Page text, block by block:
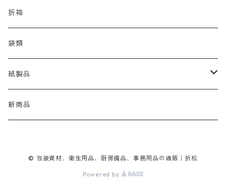
おしぼり
オードブル
お弁当
袋
折箱
袋類
紙製品
ペーパータオル
新商品
© 包装資材、衛生用品、厨房備品、事務用品の通販｜折松
Powered by